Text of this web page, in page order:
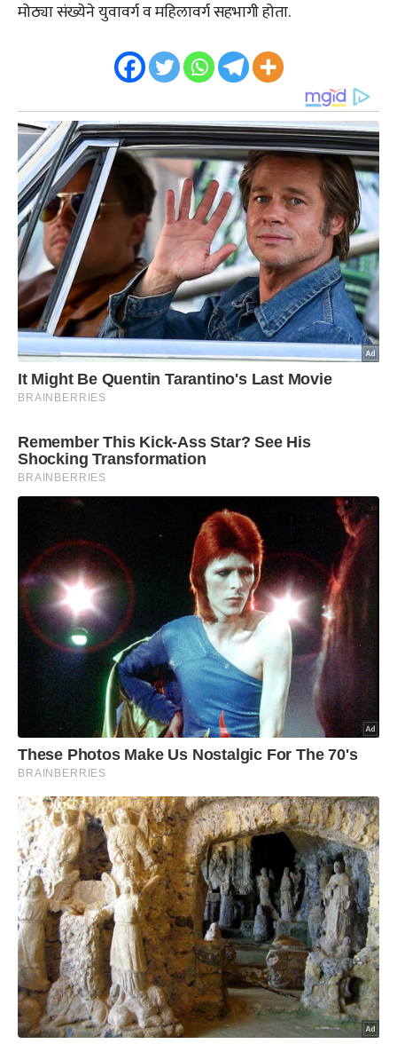
मोठ्या संख्येने युवावर्ग व महिलावर्ग सहभागी होता.